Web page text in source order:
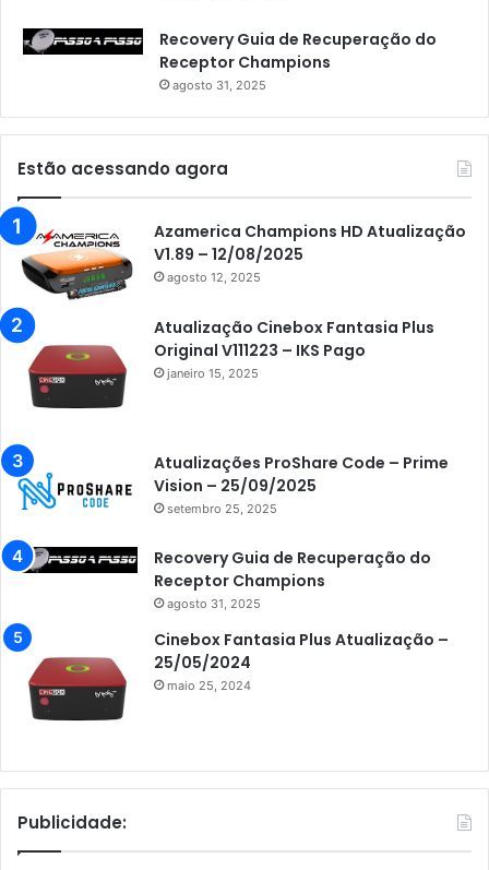
Recovery Guia de Recuperação do
Receptor Champions
agosto 31, 2025
Estão acessando agora
Azamerica Champions HD Atualização
V1.89 – 12/08/2025
agosto 12, 2025
Atualização Cinebox Fantasia Plus
Original V111223 – IKS Pago
janeiro 15, 2025
Atualizações ProShare Code – Prime
Vision – 25/09/2025
setembro 25, 2025
Recovery Guia de Recuperação do
Receptor Champions
agosto 31, 2025
Cinebox Fantasia Plus Atualização –
25/05/2024
maio 25, 2024
Publicidade: